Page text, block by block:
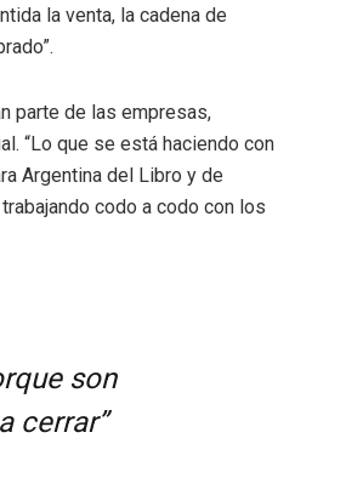
la venta, la cadena de
parte de las empresas,
“Lo que se está haciendo con
Argentina del Libro y de
codo a codo con los
son
cerrar”